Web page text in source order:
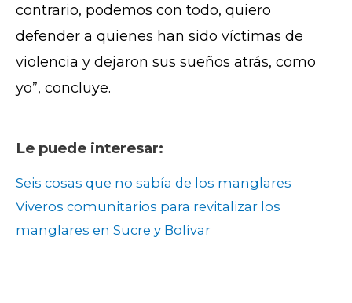
contrario, podemos con todo, quiero
defender a quienes han sido víctimas de
violencia y dejaron sus sueños atrás, como
yo”, concluye.
Le puede interesar:
Seis cosas que no sabía de los manglares
Viveros comunitarios para revitalizar los
manglares en Sucre y Bolívar